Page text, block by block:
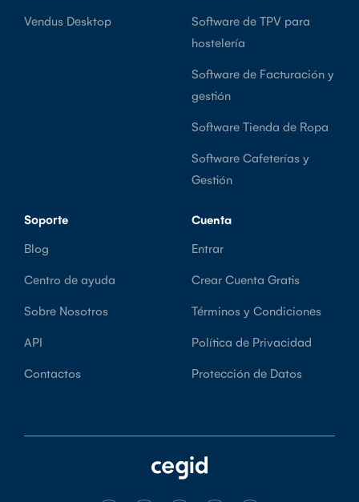
Vendus Desktop
Software de TPV para
hostelería
Software de Facturación y
gestión
Software Tienda de Ropa
Software Cafeterías y
Gestión
Soporte
Blog
Centro de ayuda
Sobre Nosotros
API
Contactos
Cuenta
Entrar
Crear Cuenta Gratis
Términos y Condiciones
Política de Privacidad
Protección de Datos